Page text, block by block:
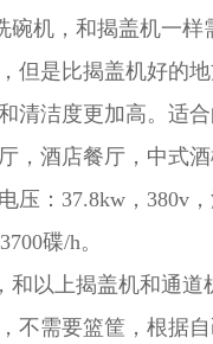
机，和揭盖机一样
但是比揭盖机好的
清洁度更加高。适
，酒店餐厅，中式
压：37.8kw，380v
碟/h。
以上揭盖机和通道
不需要篮筐，根据